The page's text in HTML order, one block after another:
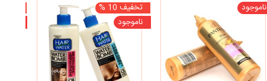
ناموجود
تخفیف 10 %
ناموجود